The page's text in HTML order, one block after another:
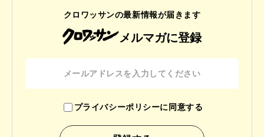
クロワッサンの最新情報が届きます
メルマガに登録
プライバシーポリシーに同意する